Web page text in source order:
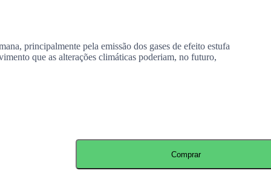
principalmente pela emissão dos gases de efeito estufa
que as alterações climáticas poderiam, no futuro,
Comprar